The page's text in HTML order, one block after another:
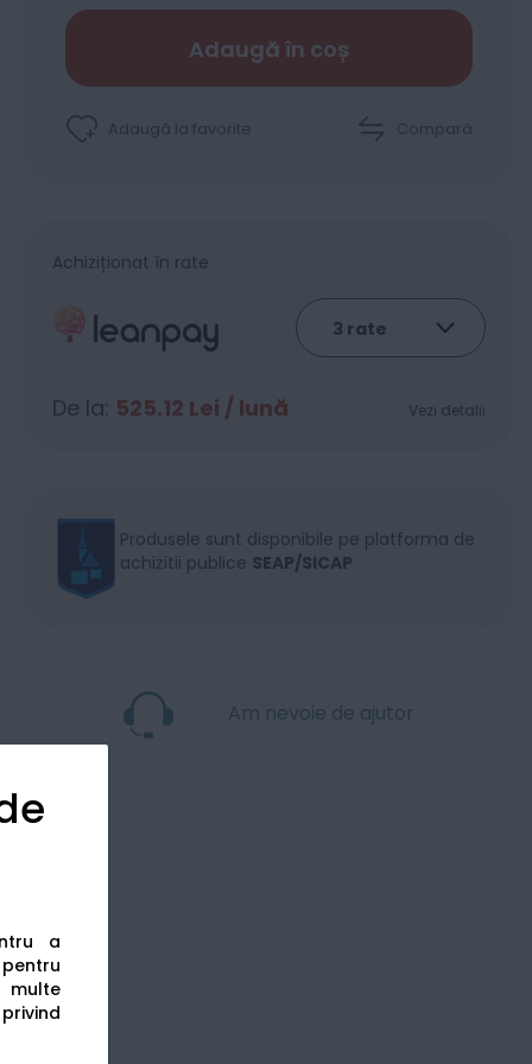
a
multe
Adaugă în coș
Adaugă la favorite Compară
Achiziționat în rate
De la: 525.12 Lei / lună Vezi detalii
Produsele sunt disponibile pe platforma de
achizitii publice SEAP/SICAP
Am nevoie de ajutor